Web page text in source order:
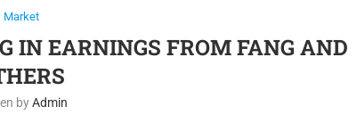
Market
EARNINGS FROM FANG AND
byAdmin